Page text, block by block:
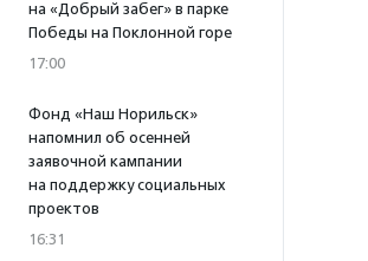
на «Добрый забег» в парке
Победы на Поклонной горе
17:00
Фонд «Наш Норильск»
напомнил об осенней
заявочной кампании
на поддержку социальных
проектов
16:31